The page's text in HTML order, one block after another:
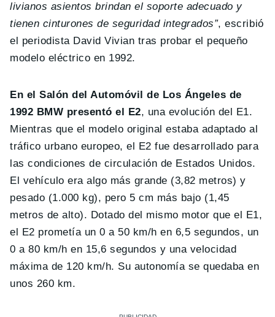
livianos asientos brindan el soporte adecuado y
tienen cinturones de seguridad integrados”, escribió
el periodista David Vivian tras probar el pequeño
modelo eléctrico en 1992.
En el Salón del Automóvil de Los Ángeles de
1992 BMW presentó el E2, una evolución del E1.
Mientras que el modelo original estaba adaptado al
tráfico urbano europeo, el E2 fue desarrollado para
las condiciones de circulación de Estados Unidos.
El vehículo era algo más grande (3,82 metros) y
pesado (1.000 kg), pero 5 cm más bajo (1,45
metros de alto). Dotado del mismo motor que el E1,
el E2 prometía un 0 a 50 km/h en 6,5 segundos, un
0 a 80 km/h en 15,6 segundos y una velocidad
máxima de 120 km/h. Su autonomía se quedaba en
unos 260 km.